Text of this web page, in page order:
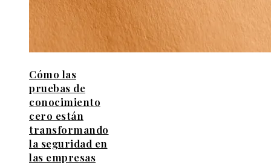
Cómo las
pruebas de
conocimiento
cero están
transformando
la seguridad en
las empresas